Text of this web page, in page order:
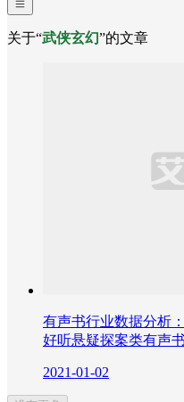
关于“武侠玄幻”的文章
有声书行业数据分析
好听悬疑探案类有声书
2021-01-02